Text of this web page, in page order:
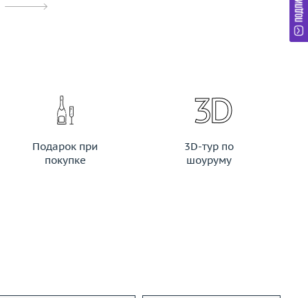
Подарок при
покупке
3D-тур по
шоуруму